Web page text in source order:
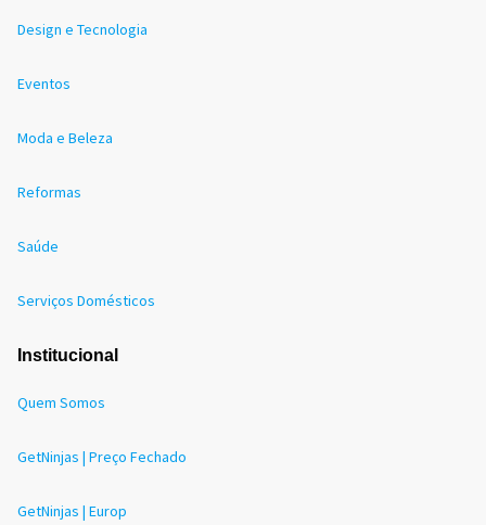
Design e Tecnologia
Eventos
Moda e Beleza
Reformas
Saúde
Serviços Domésticos
Institucional
Quem Somos
GetNinjas | Preço Fechado
GetNinjas | Europ